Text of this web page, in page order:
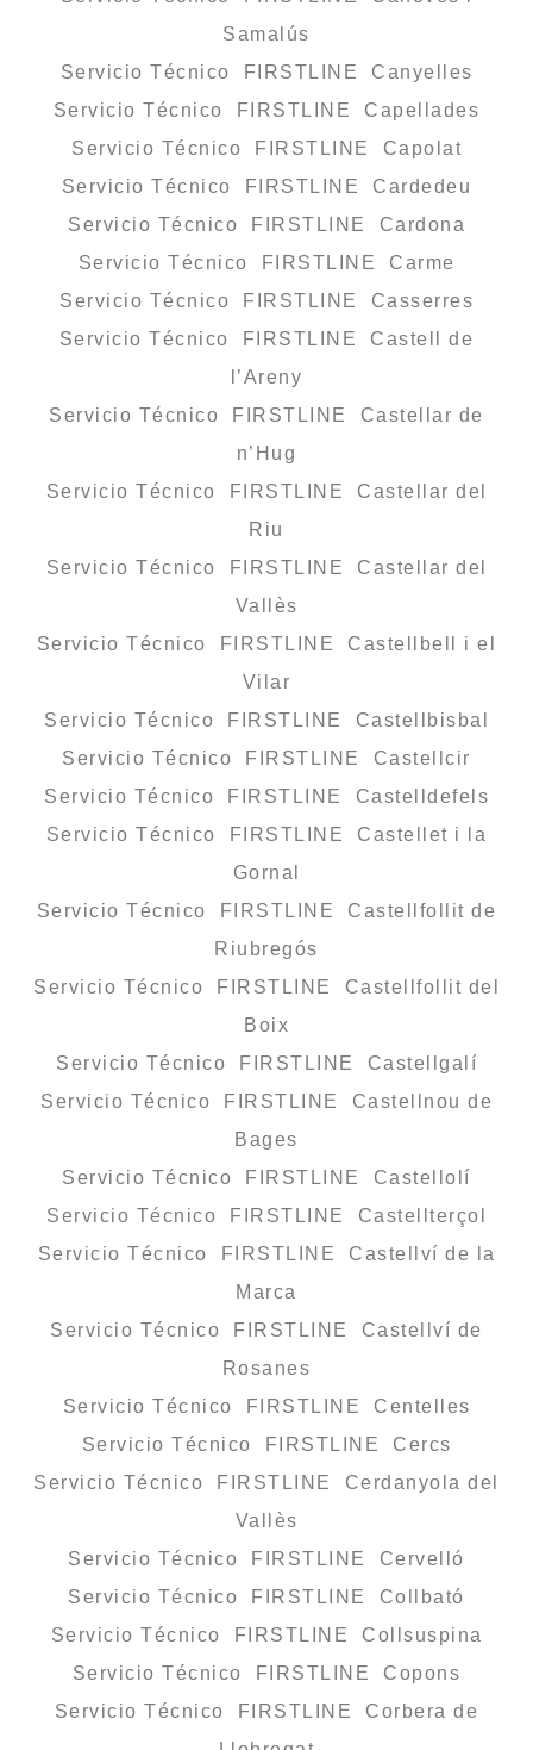
Samalús
Servicio Técnico FIRSTLINE Canyelles
Servicio Técnico FIRSTLINE Capellades
Servicio Técnico FIRSTLINE Capolat
Servicio Técnico FIRSTLINE Cardedeu
Servicio Técnico FIRSTLINE Cardona
Servicio Técnico FIRSTLINE Carme
Servicio Técnico FIRSTLINE Casserres
Servicio Técnico FIRSTLINE Castell de
l’Areny
Servicio Técnico FIRSTLINE Castellar de
n’Hug
Servicio Técnico FIRSTLINE Castellar del
Riu
Servicio Técnico FIRSTLINE Castellar del
Vallès
Servicio Técnico FIRSTLINE Castellbell i el
Vilar
Servicio Técnico FIRSTLINE Castellbisbal
Servicio Técnico FIRSTLINE Castellcir
Servicio Técnico FIRSTLINE Castelldefels
Servicio Técnico FIRSTLINE Castellet i la
Gornal
Servicio Técnico FIRSTLINE Castellfollit de
Riubregós
Servicio Técnico FIRSTLINE Castellfollit del
Boix
Servicio Técnico FIRSTLINE Castellgalí
Servicio Técnico FIRSTLINE Castellnou de
Bages
Servicio Técnico FIRSTLINE Castellolí
Servicio Técnico FIRSTLINE Castellterçol
Servicio Técnico FIRSTLINE Castellví de la
Marca
Servicio Técnico FIRSTLINE Castellví de
Rosanes
Servicio Técnico FIRSTLINE Centelles
Servicio Técnico FIRSTLINE Cercs
Servicio Técnico FIRSTLINE Cerdanyola del
Vallès
Servicio Técnico FIRSTLINE Cervelló
Servicio Técnico FIRSTLINE Collbató
Servicio Técnico FIRSTLINE Collsuspina
Servicio Técnico FIRSTLINE Copons
Servicio Técnico FIRSTLINE Corbera de